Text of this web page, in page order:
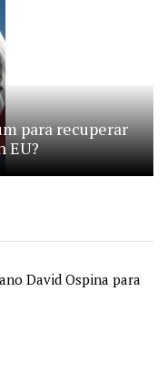
para recuperar
EU?
David Ospina para